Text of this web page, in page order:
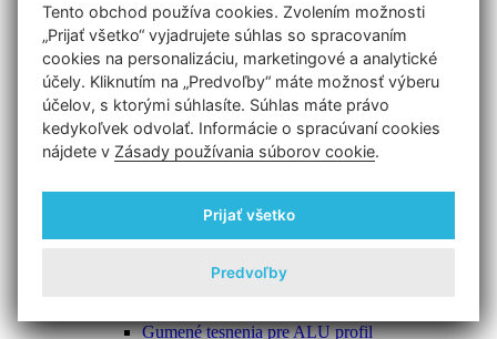
Gumené podložky VSG 13.52 mm
Gumené podložky VSG 16.76 mm
Gumené podložky VSG 17.52 mm
Gumené podložky VSG 20.76 - 21.52 mm
Gumené podložky pre úchyt plechu
Gumené podložky pre bodové držiaky
Gumené podložky pre držiaky skla/platničky
Zaisťovacie kolíky
Gumy pre profil 24 x 24 mm
Gumy pre profil 27 x 30 mm
ALU-Profily pre vrchnú montáž
Gumené tesnenia pre ALU profil
Tento obchod používa cookies. Zvolením možnosti
„Prijať všetko“ vyjadrujete súhlas so spracovaním
cookies na personalizáciu, marketingové a analytické
účely. Kliknutím na „Predvoľby“ máte možnosť výberu
účelov, s ktorými súhlasíte. Súhlas máte právo
kedykoľvek odvolať. Informácie o spracúvaní cookies
nájdete v Zásady používania súborov cookie.
Prijať všetko
Predvoľby